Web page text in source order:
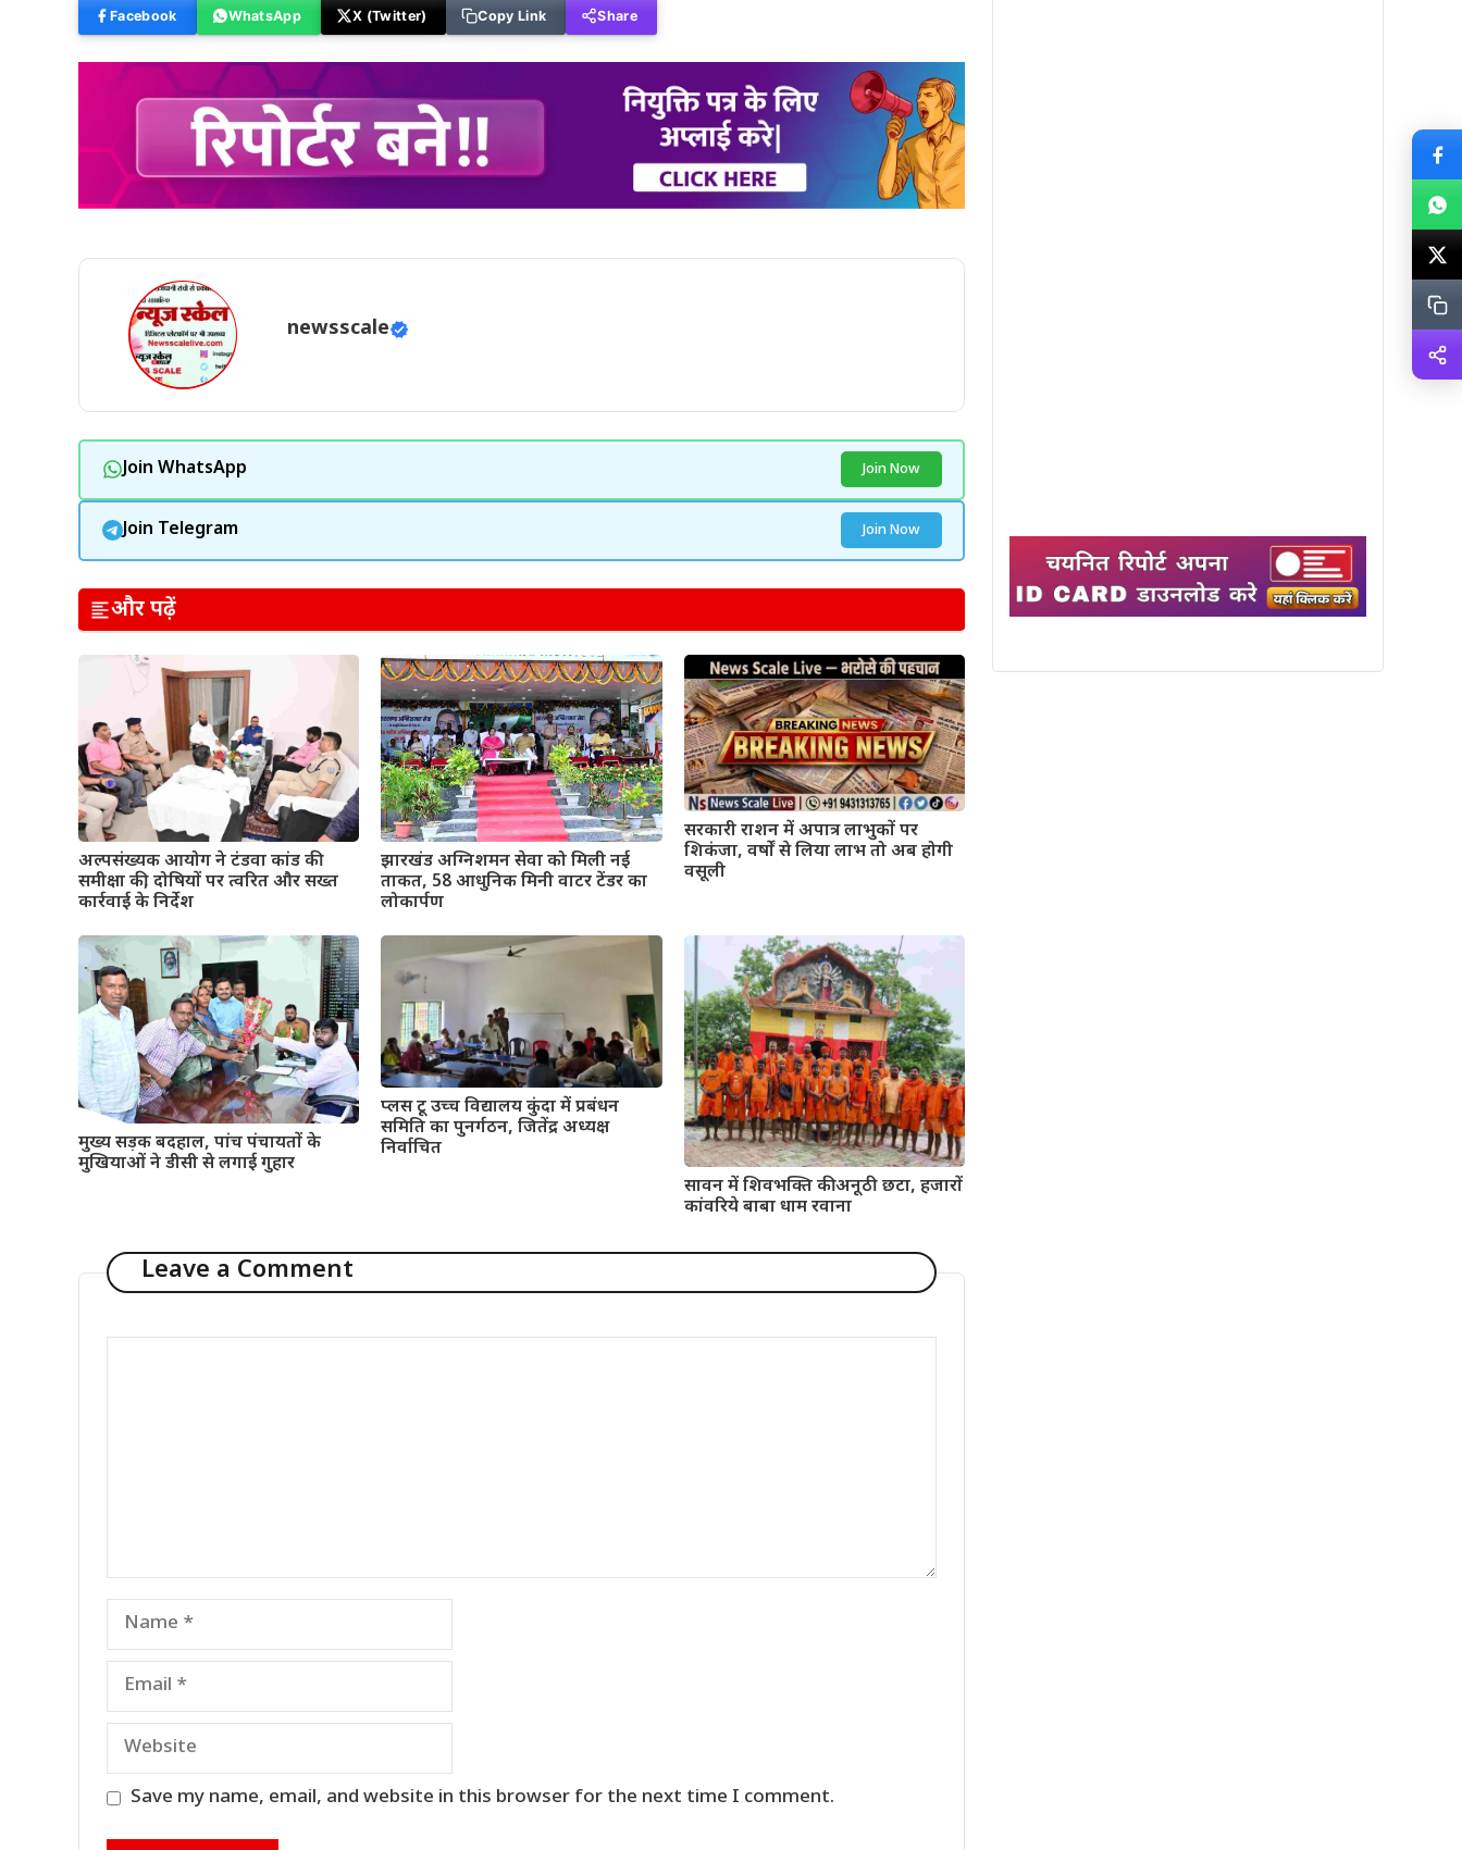
Facebook WhatsApp X (Twitter) Copy Link Share
newsscale
Join WhatsApp Join Now
Join Telegram Join Now
और पढ़ें
अल्पसंख्यक आयोग ने टंडवा कांड की
समीक्षा की, दोषियों पर त्वरित और सख्त
कार्रवाई के निर्देश
झारखंड अग्निशमन सेवा को मिली नई
ताकत, 58 आधुनिक मिनी वाटर टेंडर का
लोकार्पण
सरकारी राशन में अपात्र लाभुकों पर
शिकंजा, वर्षों से लिया लाभ तो अब होगी
वसूली
मुख्य सड़क बदहाल, पांच पंचायतों के
मुखियाओं ने डीसी से लगाई गुहार
प्लस टू उच्च विद्यालय कुंदा में प्रबंधन
समिति का पुनर्गठन, जितेंद्र अध्यक्ष
निर्वाचित
सावन में शिवभक्ति की अनूठी छटा, हजारों
कांवरिये बाबा धाम रवाना
Leave a Comment
Name
Email
Website
Save my name, email, and website in this browser for the next time I comment.